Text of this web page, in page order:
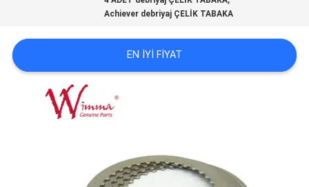
SITE
HARITASI
GIZLILIK
Achiever debriyaj ÇELİK TABAKA
EN IYI FIYAT